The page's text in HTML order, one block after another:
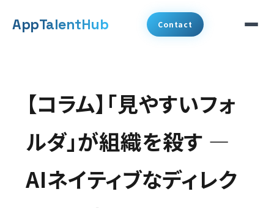
メ
AppTalentHub Contact
代表挨拶
事例
コラム
【コラム】「見やすいフォ
ルダ」が組織を殺す —
AIネイティブなディレク